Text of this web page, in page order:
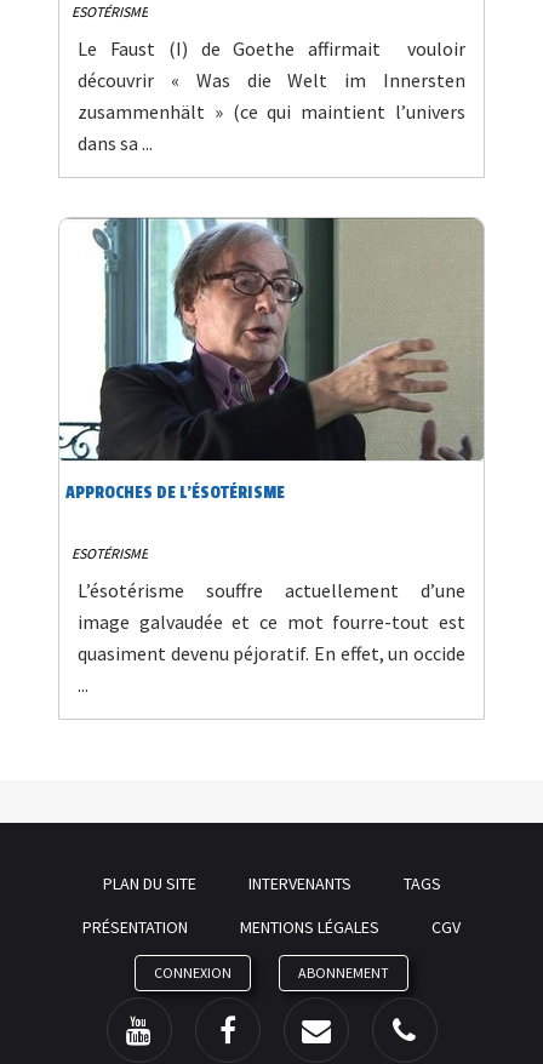
ESOTÉRISME
Le Faust (I) de Goethe affirmait vouloir
découvrir « Was die Welt im Innersten
zusammenhält » (ce qui maintient l’univers
dans sa ...
APPROCHES DE L'ÉSOTÉRISME
ESOTÉRISME
L’ésotérisme souffre actuellement d’une
image galvaudée et ce mot fourre-tout est
quasiment devenu péjoratif. En effet, un occide
...
PLAN DU SITE INTERVENANTS
TAGS
PRÉSENTATION
MENTIONS LÉGALES CGV
CONNEXION ABONNEMENT